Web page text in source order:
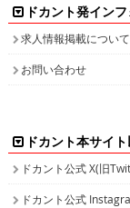
ドカント発イン
求人情報掲載について
お問い合わせ
ドカント本サイ
ドカント公式 X(旧
ドカント公式